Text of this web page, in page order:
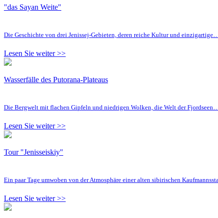
"das Sayan Weite"
Die Geschichte von drei Jenissej-Gebieten, deren reiche Kultur und einzigartige…
Lesen Sie weiter >>
Wasserfälle des Putorana-Plateaus
Die Bergwelt mit flachen Gipfeln und niedrigen Wolken, die Welt der Fjordseen…
Lesen Sie weiter >>
Tour "Jenisseiskiy"
Ein paar Tage umwoben von der Atmosphäre einer alten sibirischen
Lesen Sie weiter >>